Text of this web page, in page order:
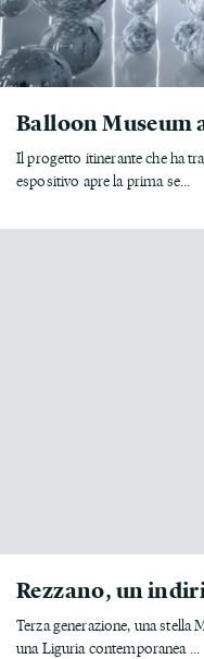
Balloon Museum
Il progetto itinerante che ha
espositivo apre la prima se...
Rezzano, un
Terza generazione, una stella
una Liguria contemporanea ...